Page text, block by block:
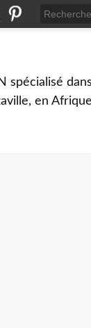
spécialisé
en